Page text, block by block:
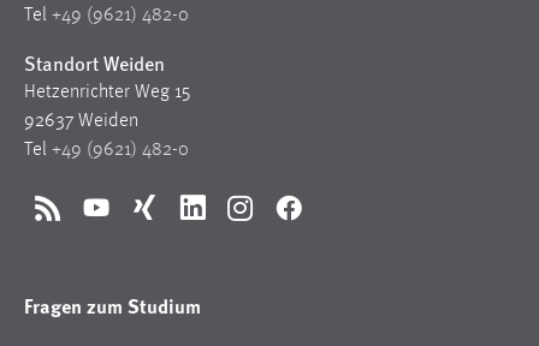
Tel +49 (9621) 482-0
Standort Weiden
Hetzenrichter Weg 15
92637 Weiden
Tel +49 (9621) 482-0
RSS YouTubeXing LinkedInInstagramFacebook
Fragen zum Studium